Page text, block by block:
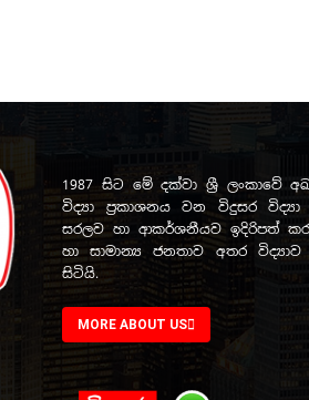
1987 සිට මේ දක්වා ශ්‍රී
විද්‍යා ප්‍රකාශනය වන විදුසර විද්‍යා
සරලව හා ආකර්ශනීයව ඉදිරිපත්
හා සාමාන්‍ය ජනතාව අතර
සිටියි.
MORE ABOUT US